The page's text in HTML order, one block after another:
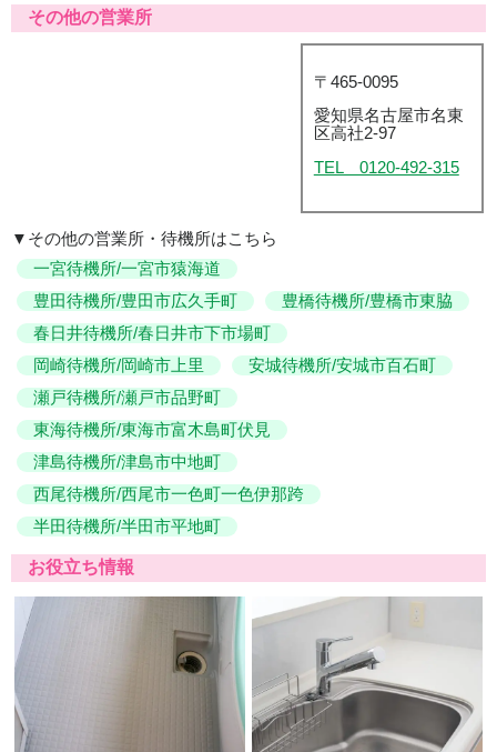
その他の営業所
〒465-0095
愛知県名古屋市名東
区高社2-97
TEL 0120-492-315
▼その他の営業所・待機所はこちら
一宮待機所/一宮市猿海道
豊田待機所/豊田市広久手町
豊橋待機所/豊橋市東脇
春日井待機所/春日井市下市場町
岡崎待機所/岡崎市上里
安城待機所/安城市百石町
瀬戸待機所/瀬戸市品野町
東海待機所/東海市富木島町伏見
津島待機所/津島市中地町
西尾待機所/西尾市一色町一色伊那跨
半田待機所/半田市平地町
お役立ち情報